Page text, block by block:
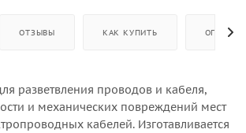
ОТЗЫВЫ КАК КУПИТЬ ОПЛАТА
разветвления проводов и кабеля,
и механических повреждений мест
кабелей. Изготавливается